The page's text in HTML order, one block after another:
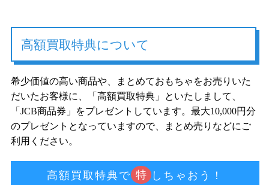
高額買取特典について
希少価値の高い商品や、まとめておもちゃをお売りいた
だいたお客様に、「高額買取特典」といたしまして、
「JCB商品券」をプレゼントしています。最大10,000円分
のプレゼントとなっていますので、まとめ売りなどにご
利用ください。
高額買取特典で 特 しちゃおう！